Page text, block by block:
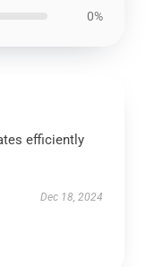
0%
efficiently
Dec 18, 2024